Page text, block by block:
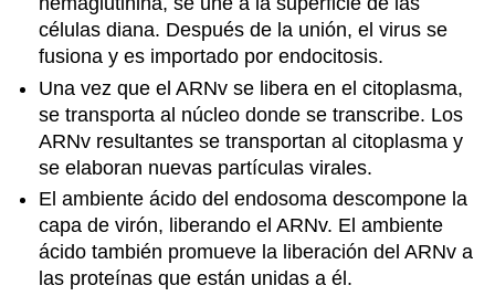
células diana. Después de la unión, el virus se
fusiona y es importado por endocitosis.
Una vez que el ARNv se libera en el citoplasma,
se transporta al núcleo donde se transcribe. Los
ARNv resultantes se transportan al citoplasma y
se elaboran nuevas partículas virales.
El ambiente ácido del endosoma descompone la
capa de virón, liberando el ARNv. El ambiente
ácido también promueve la liberación del ARNv a
las proteínas que están unidas a él.